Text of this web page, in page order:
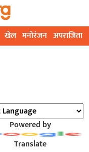
खेल मनोरंजन अपराजिता
Powered by
Translate